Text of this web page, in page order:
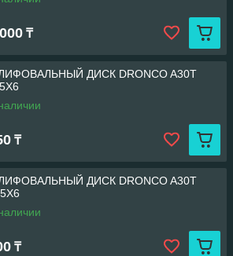
₸
ДИСК DRONCO A30T
₸
ДИСК DRONCO A30T
₸